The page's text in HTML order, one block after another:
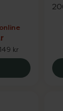
kr
Ida Warg